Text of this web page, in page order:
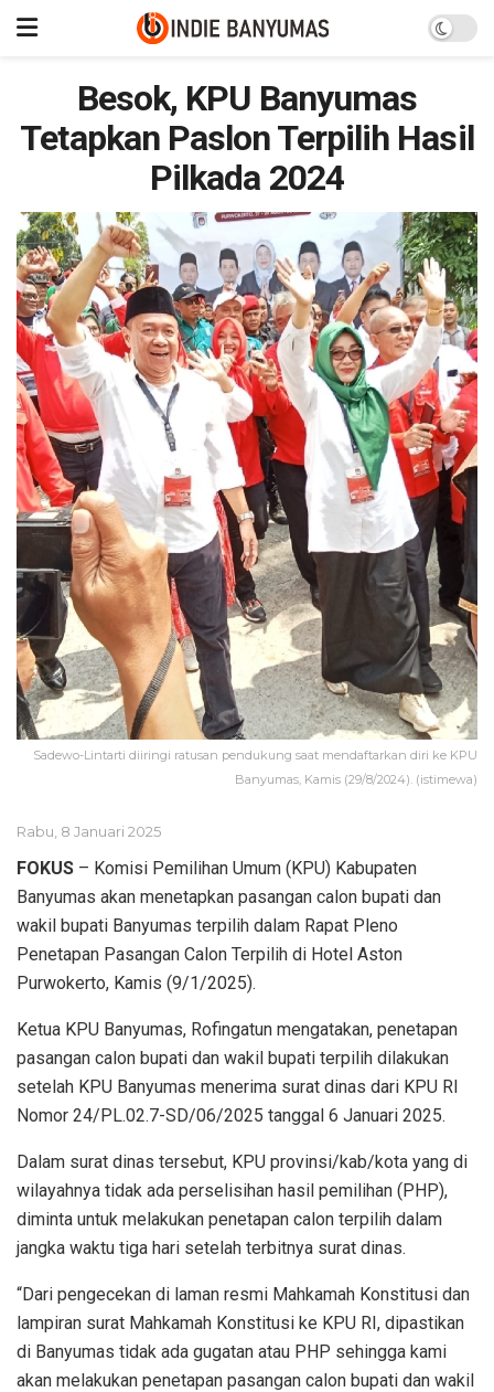
Besok, KPU Banyumas
Tetapkan Paslon Terpilih Hasil
Pilkada 2024
Sadewo-Lintarti diiringi ratusan pendukung saat mendaftarkan diri ke KPU
Banyumas, Kamis (29/8/2024). (istimewa)
Rabu, 8 Januari 2025
FOKUS – Komisi Pemilihan Umum (KPU) Kabupaten
Banyumas akan menetapkan pasangan calon bupati dan
wakil bupati Banyumas terpilih dalam Rapat Pleno
Penetapan Pasangan Calon Terpilih di Hotel Aston
Purwokerto, Kamis (9/1/2025).
Ketua KPU Banyumas, Rofingatun mengatakan, penetapan
pasangan calon bupati dan wakil bupati terpilih dilakukan
setelah KPU Banyumas menerima surat dinas dari KPU RI
Nomor 24/PL.02.7-SD/06/2025 tanggal 6 Januari 2025.
Dalam surat dinas tersebut, KPU provinsi/kab/kota yang di
wilayahnya tidak ada perselisihan hasil pemilihan (PHP),
diminta untuk melakukan penetapan calon terpilih dalam
jangka waktu tiga hari setelah terbitnya surat dinas.
“Dari pengecekan di laman resmi Mahkamah Konstitusi dan
lampiran surat Mahkamah Konstitusi ke KPU RI, dipastikan
di Banyumas tidak ada gugatan atau PHP sehingga kami
akan melakukan penetapan pasangan calon bupati dan wakil